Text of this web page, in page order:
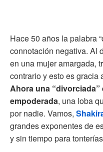
Hace 50 años la palabra
connotación negativa. Al
en una mujer amargada,
contrario y esto es gracia
Ahora una
empoderada, una loba
por nadie. Vamos,
grandes exponentes de
y sin tiempo para